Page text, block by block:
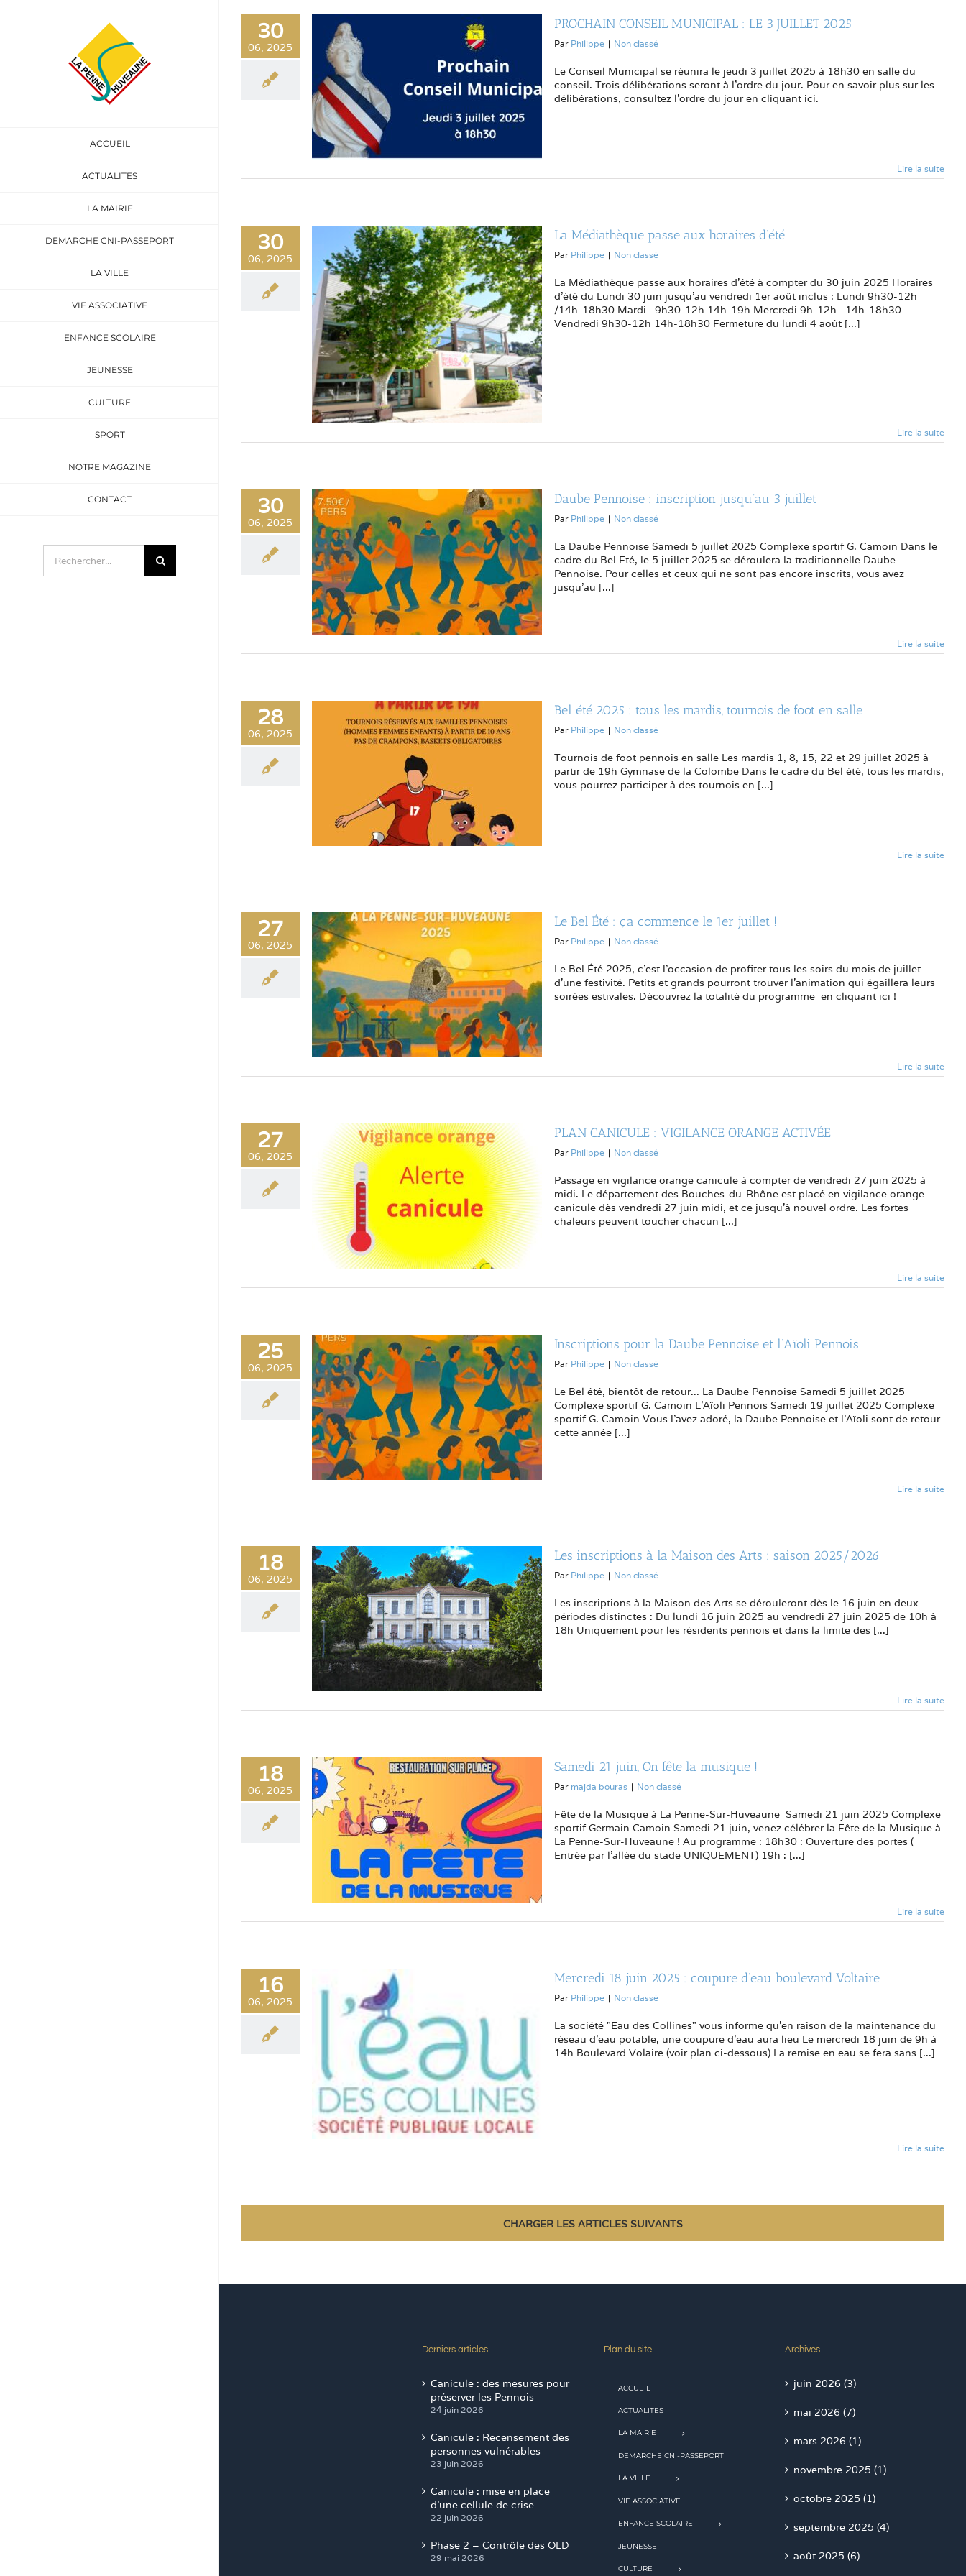
ACCUEIL
ACTUALITES
LA MAIRIE
DEMARCHE CNI-PASSEPORT
LA VILLE
VIE ASSOCIATIVE
ENFANCE SCOLAIRE
JEUNESSE
CULTURE
SPORT
NOTRE MAGAZINE
CONTACT
30
06, 2025
PROCHAIN CONSEIL MUNICIPAL : LE 3 JUILLET 2025
Par Philippe | Non classé
Le Conseil Municipal se réunira le jeudi 3 juillet 2025 à 18h30 en salle du
conseil. Trois délibérations seront à l’ordre du jour. Pour en savoir plus sur les
délibérations, consultez l’ordre du jour en cliquant ici.
Lire la suite
30
06, 2025
La Médiathèque passe aux horaires d’été
Par Philippe | Non classé
La Médiathèque passe aux horaires d'été à compter du 30 juin 2025 Horaires
d’été du Lundi 30 juin jusqu’au vendredi 1er août inclus : Lundi 9h30-12h
/14h-18h30 Mardi 9h30-12h 14h-19h Mercredi 9h-12h 14h-18h30
Vendredi 9h30-12h 14h-18h30 Fermeture du lundi 4 août [...]
Lire la suite
30
06, 2025
Daube Pennoise : inscription jusqu’au 3 juillet
Par Philippe | Non classé
La Daube Pennoise Samedi 5 juillet 2025 Complexe sportif G. Camoin Dans le
cadre du Bel Eté, le 5 juillet 2025 se déroulera la traditionnelle Daube
Pennoise. Pour celles et ceux qui ne sont pas encore inscrits, vous avez
jusqu'au [...]
Lire la suite
28
06, 2025
Bel été 2025 : tous les mardis, tournois de foot en salle
Par Philippe | Non classé
Tournois de foot pennois en salle Les mardis 1, 8, 15, 22 et 29 juillet 2025 à
partir de 19h Gymnase de la Colombe Dans le cadre du Bel été, tous les mardis,
vous pourrez participer à des tournois en [...]
Lire la suite
27
06, 2025
Le Bel Été : ça commence le 1er juillet !
Par Philippe | Non classé
Le Bel Été 2025, c'est l'occasion de profiter tous les soirs du mois de juillet
d'une festivité. Petits et grands pourront trouver l'animation qui égaillera leurs
soirées estivales. Découvrez la totalité du programme en cliquant ici !
Lire la suite
27
06, 2025
PLAN CANICULE : VIGILANCE ORANGE ACTIVÉE
Par Philippe | Non classé
Passage en vigilance orange canicule à compter de vendredi 27 juin 2025 à
midi. Le département des Bouches-du-Rhône est placé en vigilance orange
canicule dès vendredi 27 juin midi, et ce jusqu’à nouvel ordre. Les fortes
chaleurs peuvent toucher chacun [...]
Lire la suite
25
06, 2025
Inscriptions pour la Daube Pennoise et l’Aïoli Pennois
Par Philippe | Non classé
Le Bel été, bientôt de retour... La Daube Pennoise Samedi 5 juillet 2025
Complexe sportif G. Camoin L'Aïoli Pennois Samedi 19 juillet 2025 Complexe
sportif G. Camoin Vous l'avez adoré, la Daube Pennoise et l'Aïoli sont de retour
cette année [...]
Lire la suite
18
06, 2025
Les inscriptions à la Maison des Arts : saison 2025/2026
Par Philippe | Non classé
Les inscriptions à la Maison des Arts se dérouleront dès le 16 juin en deux
périodes distinctes : Du lundi 16 juin 2025 au vendredi 27 juin 2025 de 10h à
18h Uniquement pour les résidents pennois et dans la limite des [...]
Lire la suite
18
06, 2025
Samedi 21 juin, On fête la musique !
Par majda bouras | Non classé
Fête de la Musique à La Penne-Sur-Huveaune Samedi 21 juin 2025 Complexe
sportif Germain Camoin Samedi 21 juin, venez célébrer la Fête de la Musique à
La Penne-Sur-Huveaune ! Au programme : 18h30 : Ouverture des portes (
Entrée par l'allée du stade UNIQUEMENT) 19h : [...]
Lire la suite
16
06, 2025
Mercredi 18 juin 2025 : coupure d’eau boulevard Voltaire
Par Philippe | Non classé
La société "Eau des Collines" vous informe qu'en raison de la maintenance du
réseau d'eau potable, une coupure d'eau aura lieu Le mercredi 18 juin de 9h à
14h Boulevard Volaire (voir plan ci-dessous) La remise en eau se fera sans [...]
Lire la suite
CHARGER LES ARTICLES SUIVANTS
Derniers articles
Canicule : des mesures pour
préserver les Pennois
24 juin 2026
Canicule : Recensement des
personnes vulnérables
23 juin 2026
Canicule : mise en place
d’une cellule de crise
22 juin 2026
Phase 2 – Contrôle des OLD
29 mai 2026
Plan du site
ACCUEIL
ACTUALITES
LA MAIRIE
DEMARCHE CNI-PASSEPORT
LA VILLE
VIE ASSOCIATIVE
ENFANCE SCOLAIRE
JEUNESSE
CULTURE
Archives
juin 2026 (3)
mai 2026 (7)
mars 2026 (1)
novembre 2025 (1)
octobre 2025 (1)
septembre 2025 (4)
août 2025 (6)